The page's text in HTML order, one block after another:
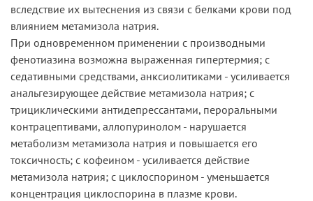
вследствие их вытеснения из связи с белками крови под
влиянием метамизола натрия.
При одновременном применении с производными
фенотиазина возможна выраженная гипертермия; с
седативными средствами, анксиолитиками - усиливается
анальгезирующее действие метамизола натрия; с
трициклическими антидепрессантами, пероральными
контрацептивами, аллопуринолом - нарушается
метаболизм метамизола натрия и повышается его
токсичность; с кофеином - усиливается действие
метамизола натрия; с циклоспорином - уменьшается
концентрация циклоспорина в плазме крови.